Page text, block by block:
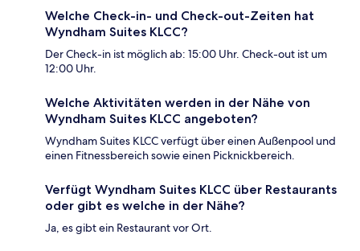
Welche Check-in- und Check-out-Zeiten hat
Wyndham Suites KLCC?
Der Check-in ist möglich ab: 15:00 Uhr. Check-out ist um
12:00 Uhr.
Welche Aktivitäten werden in der Nähe von
Wyndham Suites KLCC angeboten?
Wyndham Suites KLCC verfügt über einen Außenpool und
einen Fitnessbereich sowie einen Picknickbereich.
Verfügt Wyndham Suites KLCC über Restaurants
oder gibt es welche in der Nähe?
Ja, es gibt ein Restaurant vor Ort.